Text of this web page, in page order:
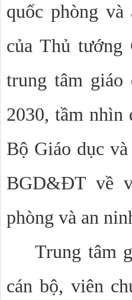
quốc phòng
của Thủ tướng
trung tâm
2030, tầm nhìn
Bộ Giáo dục
BGD&ĐT về
phòng và an
Trung tâm
cán bộ, viên